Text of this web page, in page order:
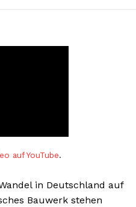
auf YouTube.
in Deutschland auf
Bauwerk stehen